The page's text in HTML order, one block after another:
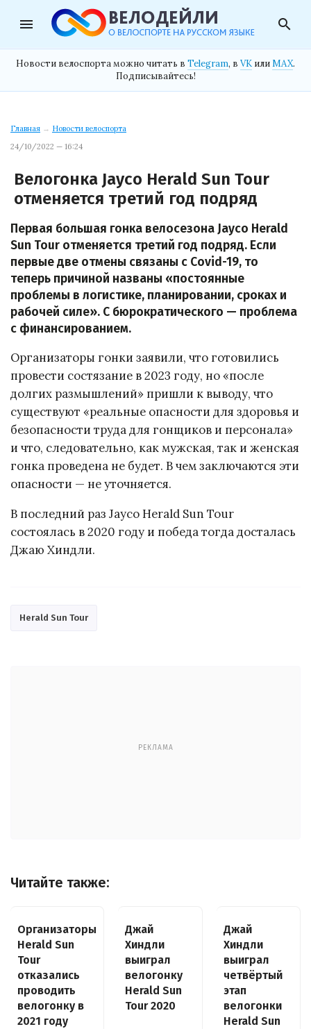
menu search
Новости велоспорта можно читать в Telegram, в VK илиMAX.
Подписывайтесь!
Главная → Новости велоспорта
24/10/2022 — 16:24
Велогонка Jayco Herald Sun Tour
отменяется третий год подряд
Первая большая гонка велосезона Jayco Herald
Sun Tour отменяется третий год подряд. Если
первые две отмены связаны с Covid-19, то
теперь причиной названы «постоянные
проблемы в логистике, планировании, сроках и
рабочей силе». С бюрократического — проблема
с финансированием.
Организаторы гонки заявили, что готовились
провести состязание в 2023 году, но «после
долгих размышлений» пришли к выводу, что
существуют «реальные опасности для здоровья и
безопасности труда для гонщиков и персонала»
и что, следовательно, как мужская, так и женская
гонка проведена не будет. В чем заключаются эти
опасности — не уточняется.
В последний раз Jayco Herald Sun Tour
состоялась в 2020 году и победа тогда досталась
Джаю Хиндли.
Herald Sun Tour
РЕКЛАМА
Читайте также:
Организаторы
Herald Sun
Tour
отказались
проводить
велогонку в
2021 году
Джай
Хиндли
выиграл
велогонку
Herald Sun
Tour 2020
Джай
Хиндли
выиграл
четвёртый
этап
велогонки
Herald Sun